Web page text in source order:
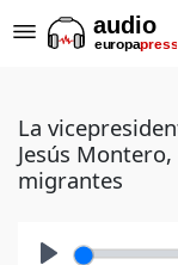
La
Jesús
migrantes